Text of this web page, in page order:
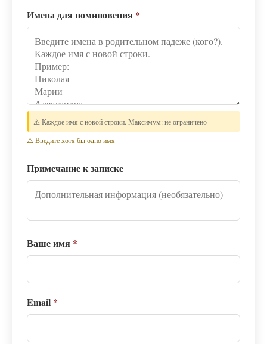
Имена для поминовения *
⚠️ Каждое имя с новой строки. Максимум: не ограничено
⚠️ Введите хотя бы одно имя
Примечание к записке
Ваше имя *
Email *